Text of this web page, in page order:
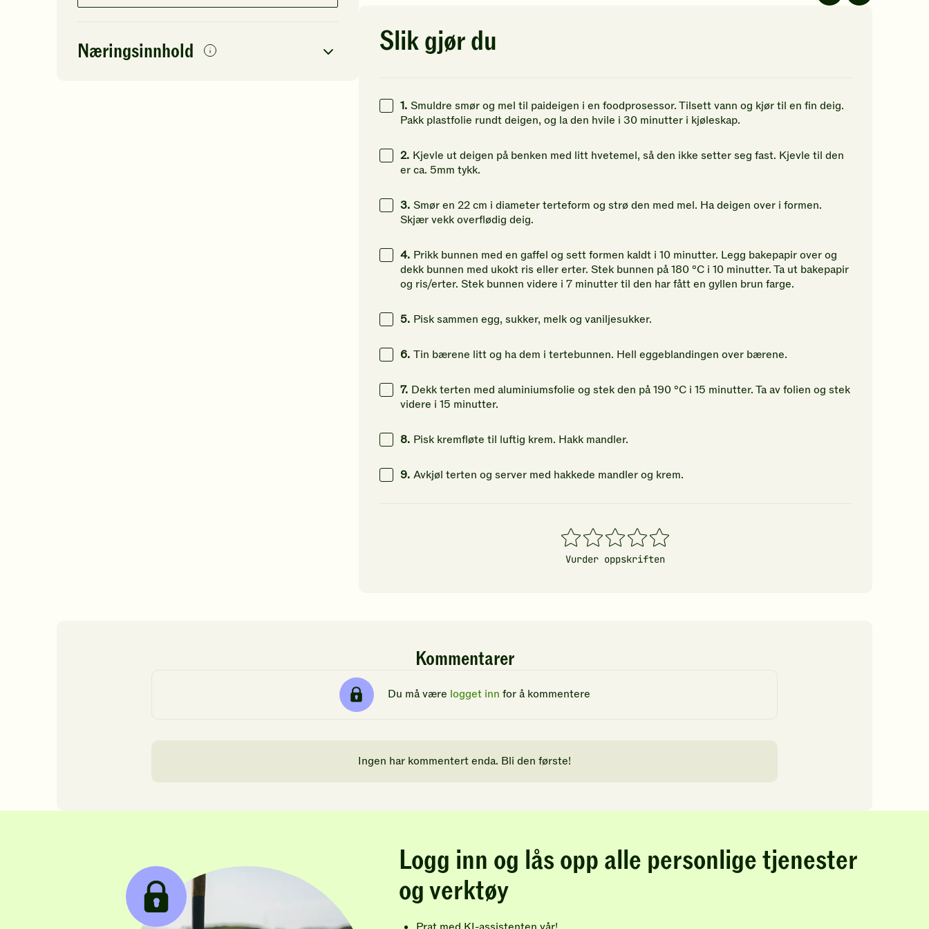
Næringsinnhold
stjerner.
Klikk
din
vurdering.
Klikk
din
vurdering.
din
vurdering.
din
vurdering.
Slik gjør du
1. Smuldre smør og mel til paideigen i en foodprosessor. Tilsett vann og kjør til en fin deig.
Pakk plastfolie rundt deigen, og la den hvile i 30 minutter i kjøleskap.
2. Kjevle ut deigen på benken med litt hvetemel, så den ikke setter seg fast. Kjevle til den
er ca. 5mm tykk.
3. Smør en 22 cm i diameter terteform og strø den med mel. Ha deigen over i formen.
Skjær vekk overflødig deig.
4. Prikk bunnen med en gaffel og sett formen kaldt i 10 minutter. Legg bakepapir over og
dekk bunnen med ukokt ris eller erter. Stek bunnen på 180 °C i 10 minutter. Ta ut bakepapir
og ris/erter. Stek bunnen videre i 7 minutter til den har fått en gyllen brun farge.
5. Pisk sammen egg, sukker, melk og vaniljesukker.
6. Tin bærene litt og ha dem i tertebunnen. Hell eggeblandingen over bærene.
7. Dekk terten med aluminiumsfolie og stek den på 190 °C i 15 minutter. Ta av folien og stek
videre i 15 minutter.
8. Pisk kremfløte til luftig krem. Hakk mandler.
9. Avkjøl terten og server med hakkede mandler og krem.
1
stjerner
2
stjerner
3
stjerner
4
stjerner
5
stjerner
Vurder oppskriften
Kommentarer
Du må være logget inn for å kommentere
Ingen har kommentert enda. Bli den første!
Logg inn og lås opp alle personlige tjenester
og verktøy